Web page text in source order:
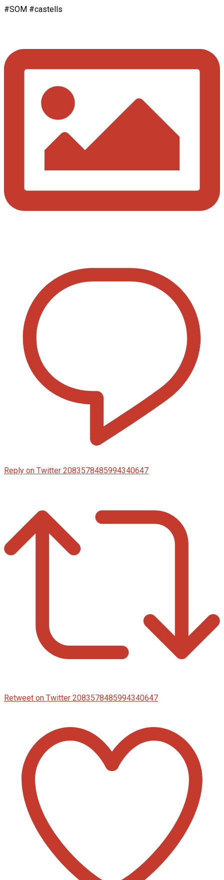
#SOM #castells
Reply on Twitter 2083578485994340647
Retweet on Twitter 2083578485994340647